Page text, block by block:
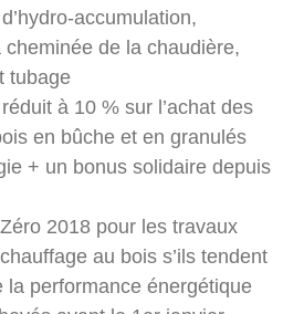
accumulation,
de la chaudière,
tubage
à 10 % sur l’achat des
en bûche et en granulés
+ un bonus solidaire depuis
2018 pour les travaux
au bois s’ils tendent
la performance énergétique